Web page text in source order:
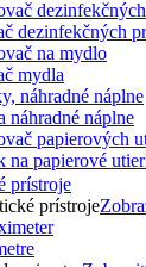
dezinfekčných
mydla
náhradné náplne
na papierové
prístroje
prístroje